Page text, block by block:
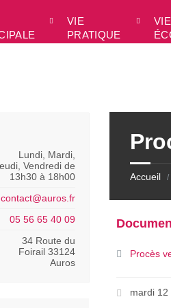
VIE
PRATIQUE
VIE
Accueil /
Procès
mardi 12
Lundi, Mardi,
Vendredi de
13h30 à 18h00
contact@auros.fr
05 56 65 40 09
34 Route du
Foirail 33124
Auros